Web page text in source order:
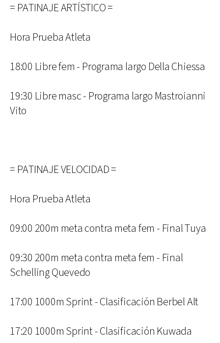
= PATINAJE ARTÍSTICO =
Hora Prueba Atleta
18:00 Libre fem - Programa largo Della Chiessa
19:30 Libre masc - Programa largo Mastroianni
Vito
= PATINAJE VELOCIDAD =
Hora Prueba Atleta
09:00 200m meta contra meta fem - Final Tuya
09:30 200m meta contra meta fem - Final
Schelling Quevedo
17:00 1000m Sprint - Clasificación Berbel Alt
17:20 1000m Sprint - Clasificación Kuwada